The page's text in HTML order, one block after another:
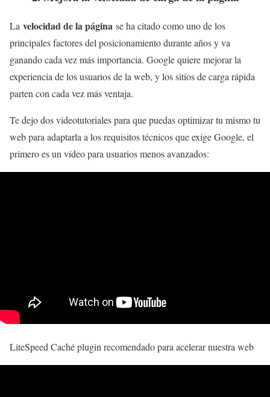
La velocidad de la página se ha citado como uno de los
principales factores del posicionamiento durante años y va
ganando cada vez más importancia. Google quiere mejorar la
experiencia de los usuarios de la web, y los sitios de carga rápida
parten con cada vez más ventaja.
Te dejo dos videotutoriales para que puedas optimizar tu mismo tu
web para adaptarla a los requisitos técnicos que exige Google, el
primero es un vídeo para usuarios menos avanzados:
LiteSpeed Caché plugin recomendado para acelerar nuestra web